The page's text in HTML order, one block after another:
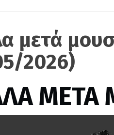
μετά
2026)
ΜΕΤΑ